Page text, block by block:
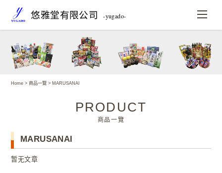
悠雅堂有限公司 -yugado-
Home >商品一覽 > MARUSANAI
PRODUCT
商品一覽
MARUSANAI
暂无文章